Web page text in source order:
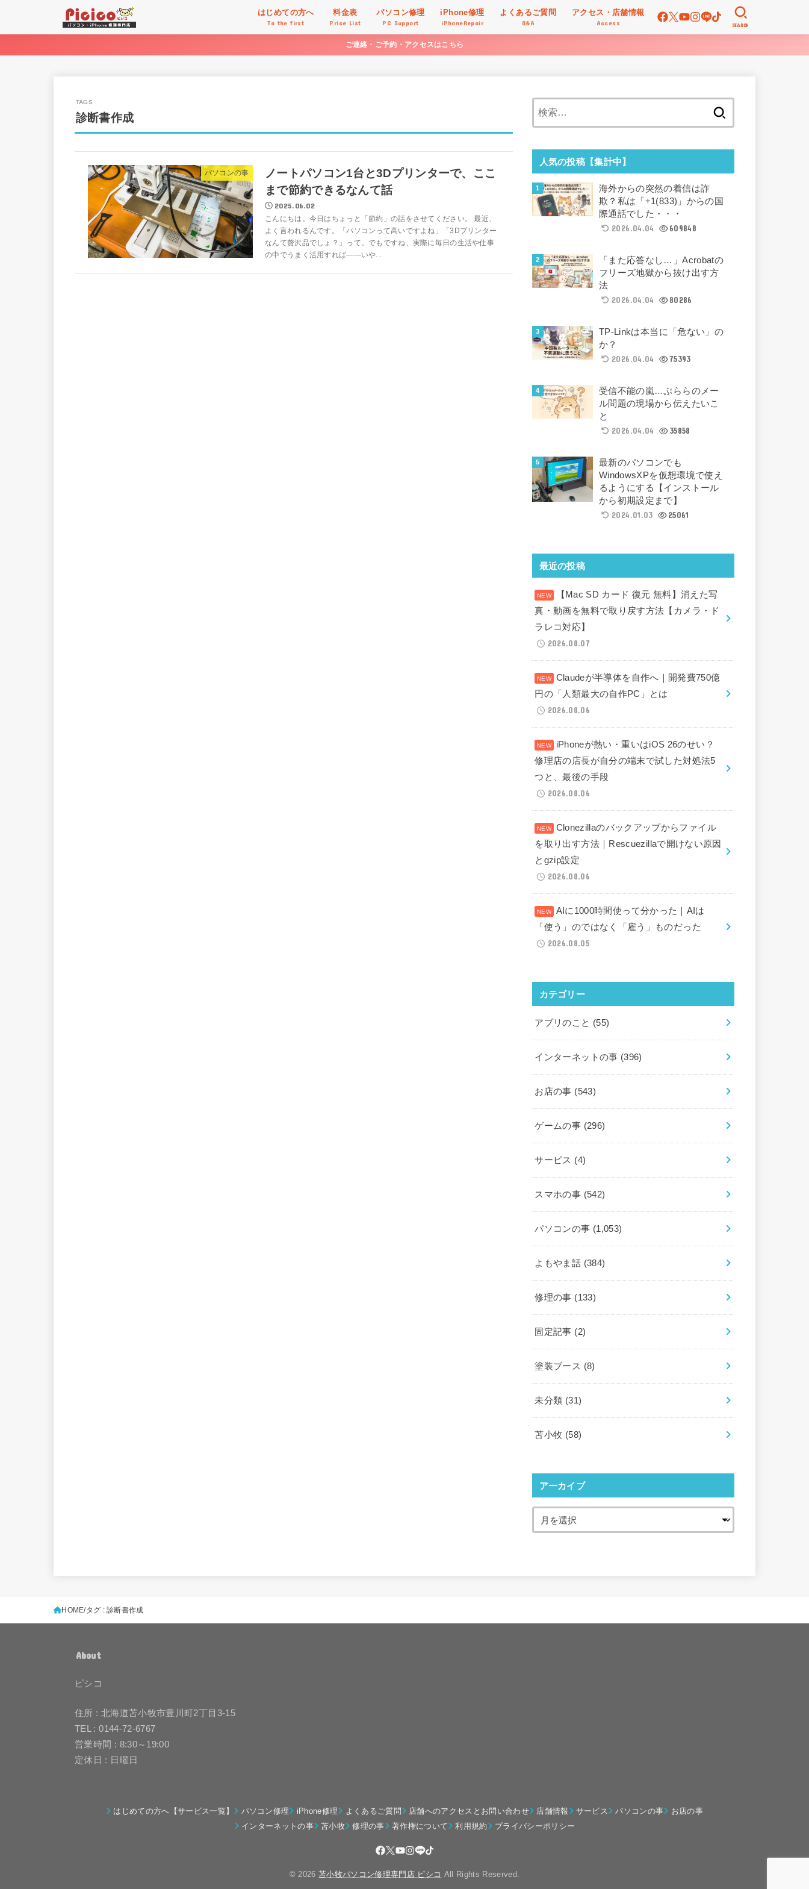
はじめての方へ
To the first
料金表
Price List
パソコン修理
PC Support
iPhone修理
iPhoneRepair
よくあるご質問
Q&A
アクセス・店舗情報
Access SEARCH
ご連絡・ご予約・アクセスはこちら
診断書作成
パソコンの事
ノートパソコン1台と3Dプリンターで、ここ
まで節約できるなんて話
2025.06.02
こんにちは。今日はちょっと「節約」の話をさせてください。 最近、
よく言われるんです。「パソコンって高いですよね」「3Dプリンター
なんて贅沢品でしょ？」って。でもですね、実際に毎日の生活や仕事
の中でうまく活用すれば――いや...
人気の投稿【集計中】
海外からの突然の着信は詐
欺？私は「+1(833)」からの国
際通話でした・・・
2026.04.04
609848
「また応答なし…」Acrobatの
フリーズ地獄から抜け出す方
法
2026.04.04
80286
TP-Linkは本当に「危ない」の
か？
2026.04.04
75393
受信不能の嵐…ぷららのメー
ル問題の現場から伝えたいこ
と
2026.04.04
35858
最新のパソコンでも
WindowsXPを仮想環境で使え
るようにする【インストール
から初期設定まで】
2024.01.03
25061
最近の投稿
【Mac SD カード 復元 無料】消えた写
真・動画を無料で取り戻す方法【カメラ・ド
ラレコ対応】
2026.08.07
Claudeが半導体を自作へ｜開発費750億
円の「人類最大の自作PC」とは
2026.08.06
iPhoneが熱い・重いはiOS 26のせい？
修理店の店長が自分の端末で試した対処法5
つと、最後の手段
2026.08.06
Clonezillaのバックアップからファイル
を取り出す方法｜Rescuezillaで開けない原因
とgzip設定
2026.08.06
AIに1000時間使って分かった｜AIは
「使う」のではなく「雇う」ものだった
2026.08.05
カテゴリー
アプリのこと (55)
インターネットの事 (396)
お店の事 (543)
ゲームの事 (296)
サービス (4)
スマホの事 (542)
パソコンの事 (1,053)
よもやま話 (384)
修理の事 (133)
固定記事 (2)
塗装ブース (8)
未分類 (31)
苫小牧 (58)
アーカイブ
HOME タグ : 診断書作成
About
ピシコ
住所 : 北海道苫小牧市豊川町2丁目3-15
TEL : 0144-72-6767
営業時間 : 8:30～19:00
定休日 : 日曜日
はじめての方へ【サービス一覧】 パソコン修理 iPhone修理 よくあるご質問 店舗へのアクセスとお問い合わせ 店舗情報 サービス パソコンの事
お店の事
インターネットの事
苫小牧 修理の事 著作権について 利用規約 プライバシーポリシー
© 2026苫小牧パソコン修理専門店 ピシコ All Rights Reserved.